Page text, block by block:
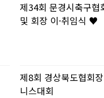
제34회 문경시축구협
및 회장 이·취임식 ♥
제8회 경상북도협회
니스대회